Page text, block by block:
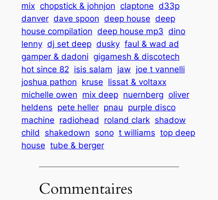
mix chopstick & johnjon claptone d33p
danver dave spoon deep house deep
house compilation deep house mp3 dino
lenny dj set deep dusky faul & wad ad
gamper & dadoni gigamesh & discotech
hot since 82 isis salam jaw joe t vannelli
joshua pathon kruse lissat & voltaxx
michelle owen mix deep nuernberg oliver
heldens pete heller pnau purple disco
machine radiohead roland clark shadow
child
shakedown sono t williams top deep
house tube & berger
Commentaires